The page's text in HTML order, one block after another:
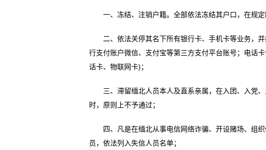
一、冻结、注销户籍。全部依法冻结其户口，在规定
二、依法关停其名下所有银行卡、手机卡等业务，并
行支付账户微信、支付宝等第三方支付平台账号；电话
话卡、物联网卡)；
三、滞留缅北人员本人及直系亲属，在入团、入党、
时，原则上不予通过；
四、凡是在缅北从事电信网络诈骗、开设赌场、组织
员，依法列入失信人员名单；